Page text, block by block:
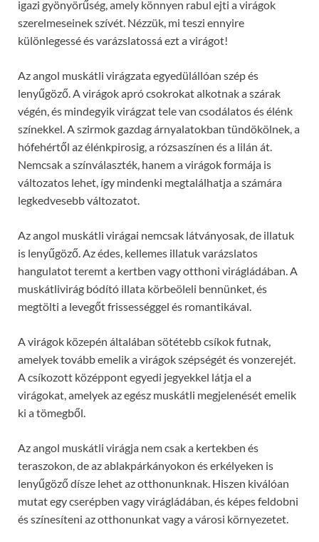
igazi gyönyörűség, amely könnyen rabul ejti a virágok
szerelmeseinek szívét. Nézzük, mi teszi ennyire
különlegessé és varázslatossá ezt a virágot!
Az angol muskátli virágzata egyedülállóan szép és
lenyűgöző. A virágok apró csokrokat alkotnak a szárak
végén, és mindegyik virágzat tele van csodálatos és élénk
színekkel. A szirmok gazdag árnyalatokban tündökölnek, a
hófehértől az élénkpirosig, a rózsaszínen és a lilán át.
Nemcsak a színválaszték, hanem a virágok formája is
változatos lehet, így mindenki megtalálhatja a számára
legkedvesebb változatot.
Az angol muskátli virágai nemcsak látványosak, de illatuk
is lenyűgöző. Az édes, kellemes illatuk varázslatos
hangulatot teremt a kertben vagy otthoni virágládában. A
muskátlivirág bódító illata körbeöleli bennünket, és
megtölti a levegőt frissességgel és romantikával.
A virágok közepén általában sötétebb csíkok futnak,
amelyek tovább emelik a virágok szépségét és vonzerejét.
A csíkozott középpont egyedi jegyekkel látja el a
virágokat, amelyek az egész muskátli megjelenését emelik
ki a tömegből.
Az angol muskátli virágja nem csak a kertekben és
teraszokon, de az ablakpárkányokon és erkélyeken is
lenyűgöző dísze lehet az otthonunknak. Hiszen kiválóan
mutat egy cserépben vagy virágládában, és képes feldobni
és színesíteni az otthonunkat vagy a városi környezetet.